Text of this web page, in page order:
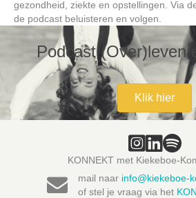
gezondheid, ziekte en opstellingen. Via
de podcast beluisteren en volgen.
Podcast (Over)leven
Klik hier
KONNEKT met Kiekeboe-
mail naar info@kiekeboe-
of stel je vraag via het